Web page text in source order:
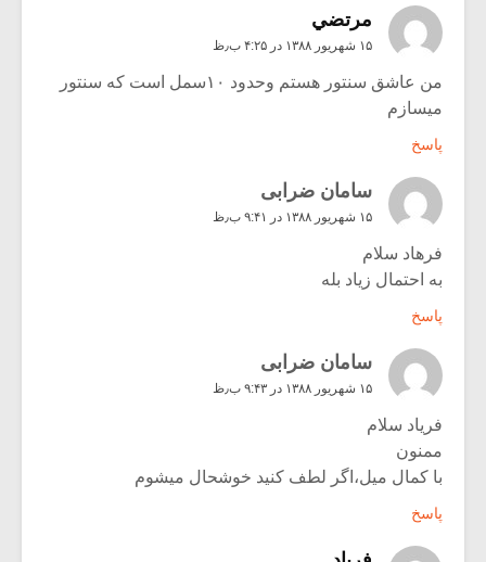
مرتضي
۱۵ شهریور ۱۳۸۸ در ۴:۲۵ ب٫ظ
من عاشق سنتور هستم وحدود ۱۰سمل است که سنتور
میسازم
پاسخ
سامان ضرابی
۱۵ شهریور ۱۳۸۸ در ۹:۴۱ ب٫ظ
فرهاد سلام
به احتمال زیاد بله
پاسخ
سامان ضرابی
۱۵ شهریور ۱۳۸۸ در ۹:۴۳ ب٫ظ
فریاد سلام
ممنون
با کمال میل،اگر لطف کنید خوشحال میشوم
پاسخ